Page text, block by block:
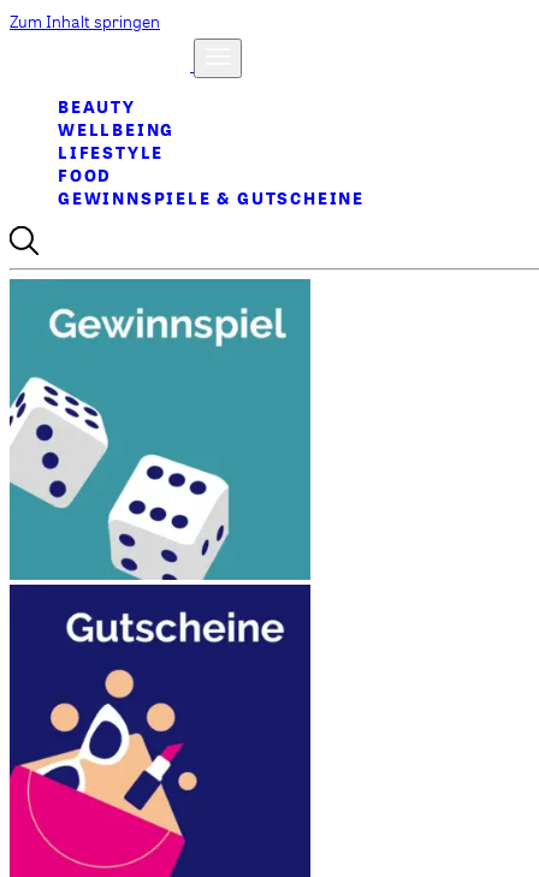
Zum Inhalt springen
BEAUTY
WELLBEING
LIFESTYLE
FOOD
GEWINNSPIELE & GUTSCHEINE